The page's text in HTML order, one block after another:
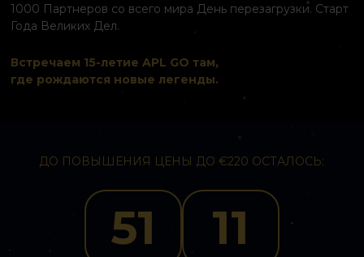
1000 Партнеров со всего мира День перезагрузки. Старт
Года Великих Дел.
Встречаем 15-летие APL GO там,
где рождаются новые легенды.
ДО ПОВЫШЕНИЯ ЦЕНЫ ДО €220 ОСТАЛОСЬ:
51 11